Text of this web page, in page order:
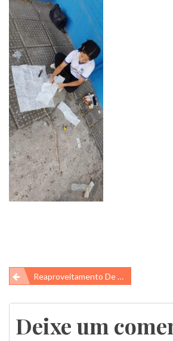
Navegação
de
Post
Reaproveitamento De Resíduos De Fibra De Vidro Provenientes De Indústria De Piscinas Na Produção De Compósitos
Deixe um